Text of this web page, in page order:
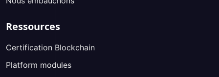
Ressources
Certification Blockchain
Platform modules